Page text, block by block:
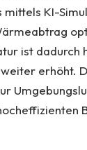
KI-
ist dadurch
erhöht.